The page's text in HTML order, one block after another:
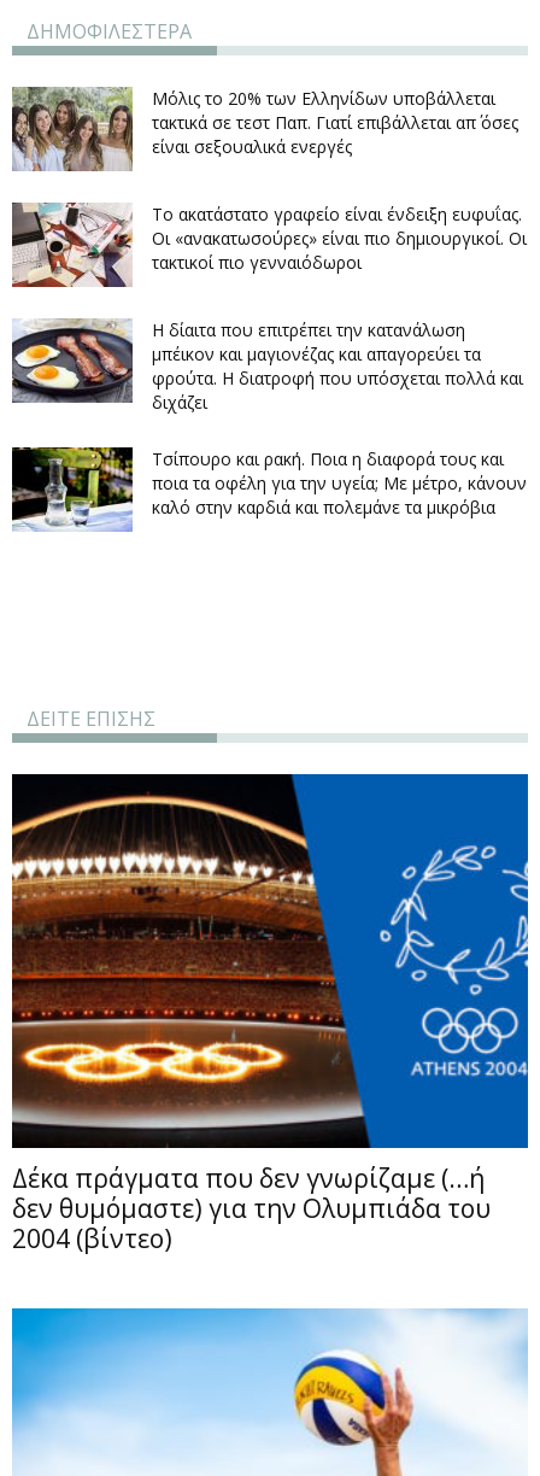
ΔΗΜΟΦΙΛΕΣΤΕΡΑ
Μόλις το 20% των Ελληνίδων υποβάλλεται
τακτικά σε τεστ Παπ. Γιατί επιβάλλεται απ΄ όσες
είναι σεξουαλικά ενεργές
Το ακατάστατο γραφείο είναι ένδειξη ευφυΐας.
Οι «ανακατωσούρες» είναι πιο δημιουργικοί. Οι
τακτικοί πιο γενναιόδωροι
Η δίαιτα που επιτρέπει την κατανάλωση
μπέικον και μαγιονέζας και απαγορεύει τα
φρούτα. Η διατροφή που υπόσχεται πολλά και
διχάζει
Τσίπουρο και ρακή. Ποια η διαφορά τους και
ποια τα οφέλη για την υγεία; Με μέτρο, κάνουν
καλό στην καρδιά και πολεμάνε τα μικρόβια
ΔΕΙΤΕ ΕΠΙΣΗΣ
Δέκα πράγματα που δεν γνωρίζαμε (…ή
δεν θυμόμαστε) για την Ολυμπιάδα του
2004 (βίντεο)